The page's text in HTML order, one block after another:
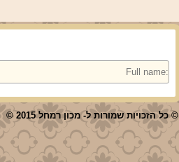
© כל הזכויות שמורות ל- מכון רמחל 2015 ©